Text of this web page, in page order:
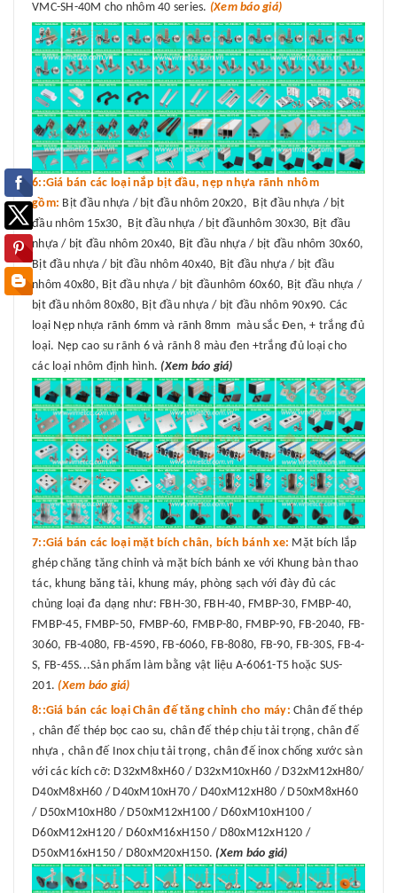
VMC-SH-40M cho nhôm 40 series. (Xem báo giá)
6::Giá bán các loại nắp bịt đầu, nẹp nhựa rãnh nhôm
gồm: Bịt đầu nhựa / bịt đầu nhôm 20x20, Bịt đầu nhựa / bịt
đầu nhôm 15x30, Bịt đầu nhựa / bịt đầunhôm 30x30, Bịt đầu
nhựa / bịt đầu nhôm 20x40, Bịt đầu nhựa / bịt đầu nhôm 30x60,
Bịt đầu nhựa / bịt đầu nhôm 40x40, Bịt đầu nhựa / bịt đầu
nhôm 40x80, Bịt đầu nhựa / bịt đầunhôm 60x60, Bịt đầu nhựa /
bịt đầu nhôm 80x80, Bịt đầu nhựa / bịt đầu nhôm 90x90. Các
loại Nẹp nhựa rãnh 6mm và rãnh 8mm màu sắc Đen, + trắng đủ
loại. Nẹp cao su rãnh 6 và rãnh 8 màu đen +trắng đủ loại cho
các loại nhôm định hình. (Xem báo giá)
7::Giá bán các loại mặt bích chân, bích bánh xe: Mặt bích lắp
ghép chăng tăng chỉnh và mặt bích bánh xe với Khung bàn thao
tác, khung băng tải, khung máy, phòng sạch với đày đủ các
chủng loại đa dạng như: FBH-30, FBH-40, FMBP-30, FMBP-40,
FMBP-45, FMBP-50, FMBP-60, FMBP-80, FMBP-90, FB-2040, FB-
3060, FB-4080, FB-4590, FB-6060, FB-8080, FB-90, FB-30S, FB-4-
S, FB-45S...Sản phẩm làm bằng vật liệu A-6061-T5 hoặc SUS-
201. (Xem báo giá)
8::Giá bán các loại Chân đế tăng chỉnh cho máy: Chân đế thép
, chân đế thép bọc cao su, chân đế thép chịu tải trọng, chân đế
nhựa , chân đế Inox chịu tải trọng, chân đế inox chống xước sàn
với các kích cỡ: D32xM8xH60 / D32xM10xH60 / D32xM12xH80/
D40xM8xH60 / D40xM10xH70 / D40xM12xH80 / D50xM8xH60
/ D50xM10xH80 / D50xM12xH100 / D60xM10xH100 /
D60xM12xH120 / D60xM16xH150 / D80xM12xH120 /
D50xM16xH150 / D80xM20xH150. (Xem báo giá)